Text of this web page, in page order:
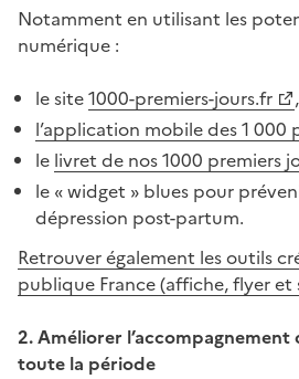
Notamment en utilisant les
numérique :
le site1000-premiers-jours.fr
,
l’application mobile des 1 000
le livret de nos 1000 premiers
le « widget » blues pour
dépression post-partum.
Retrouver également les outils
publique France (affiche, flyer et
2. Améliorer
toute la période